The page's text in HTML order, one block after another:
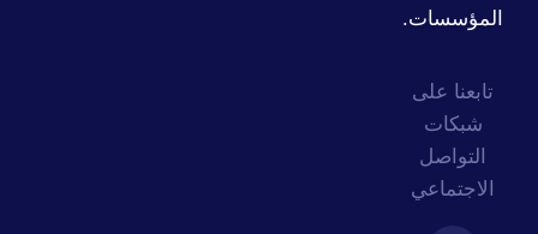
المؤسسات.
تابعنا على
شبكات
التواصل
الاجتماعي